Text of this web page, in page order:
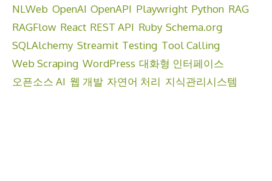
NLWeb OpenAI OpenAPI Playwright Python RAG
RAGFlow React REST API Ruby Schema.org
SQLAlchemy Streamit Testing Tool Calling
Web Scraping WordPress 대화형 인터페이스
오픈소스 AI 웹 개발 자연어 처리 지식관리시스템